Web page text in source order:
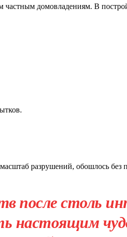
домовладениям. В
разрушений, обошлось
после столь
настоящим